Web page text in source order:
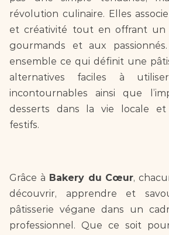
révolution culinaire. Elles
et créativité tout en offrant un
gourmands et aux
ensemble ce qui définit une
alternatives faciles à
incontournables ainsi que
desserts dans la vie locale et
festifs.
Grâce à Bakery du Cœur,
découvrir, apprendre et
pâtisserie végane dans un
professionnel. Que ce soit